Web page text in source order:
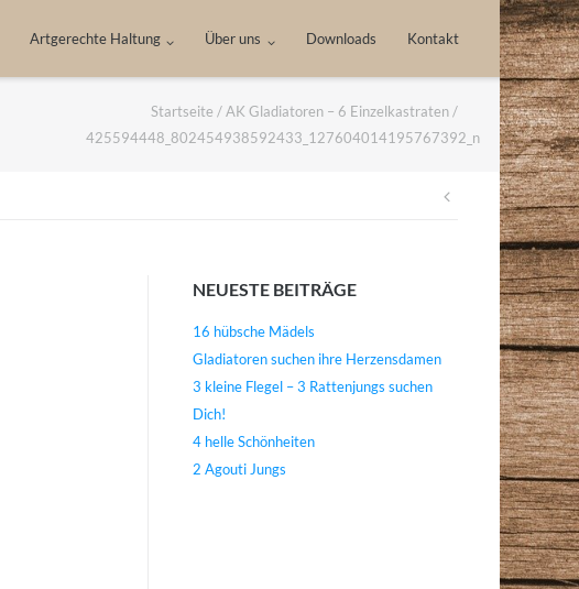
Artgerechte Haltung Über uns Downloads Kontakt
Startseite / AK Gladiatoren – 6 Einzelkastraten /
425594448_802454938592433_127604014195767392_n
NEUESTE BEITRÄGE
16 hübsche Mädels
Gladiatoren suchen ihre Herzensdamen
3 kleine Flegel – 3 Rattenjungs suchen
Dich!
4 helle Schönheiten
2 Agouti Jungs